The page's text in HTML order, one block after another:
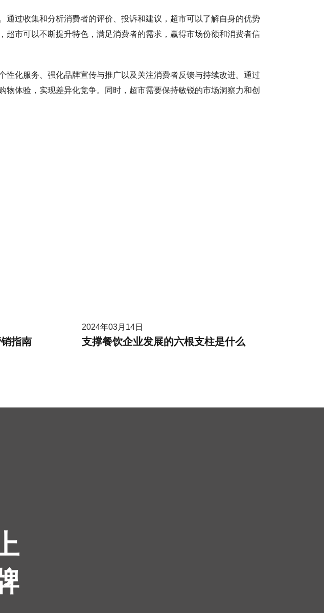
过收集和分析消费者的评价、投诉和建议，超市可以了解自身的优势
市可以不断提升特色，满足消费者的需求，赢得市场份额和消费者信
化服务、强化品牌宣传与推广以及关注消费者反馈与持续改进。通过
体验，实现差异化竞争。同时，超市需要保持敏锐的市场洞察力和创
指南
2024年03月14日
支撑餐饮企业发展的六根支柱是什么